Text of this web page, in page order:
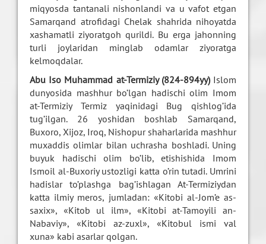
miqyosda tantanali nishonlandi va u vafot etgan
Samarqand atrofidagi Chelak shahrida nihoyatda
xashamatli ziyoratgoh qurildi. Bu erga jahonning
turli joylaridan minglab odamlar ziyoratga
kelmoqdalar.
Abu Iso Muhammad at-Termiziy (824-894yy) Islom
dunyosida mashhur bo’lgan hadischi olim Imom
at-Termiziy Termiz yaqinidagi Bug qishlog’ida
tug’ilgan. 26 yoshidan boshlab Samarqand,
Buxoro, Xijoz, Iroq, Nishopur shaharlarida mashhur
muxaddis olimlar bilan uchrasha boshladi. Uning
buyuk hadischi olim bo’lib, etishishida Imom
Ismoil al-Buxoriy ustozligi katta o’rin tutadi. Umrini
hadislar to’plashga bag’ishlagan At-Termiziydan
katta ilmiy meros, jumladan: «Kitobi al-Jom’e as-
saxix», «Kitob ul ilm», «Kitobi at-Tamoyili an-
Nabaviy», «Kitobi az-zuxl», «Kitobul ismi val
xuna» kabi asarlar qolgan.